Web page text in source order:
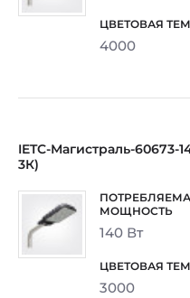
4000
IETC-Магистраль-60673-
3К)
140 Вт
3000